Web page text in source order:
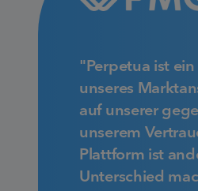
"Perpetua ist
unseres
auf unserer
unserem
Plattform ist
Unterschied